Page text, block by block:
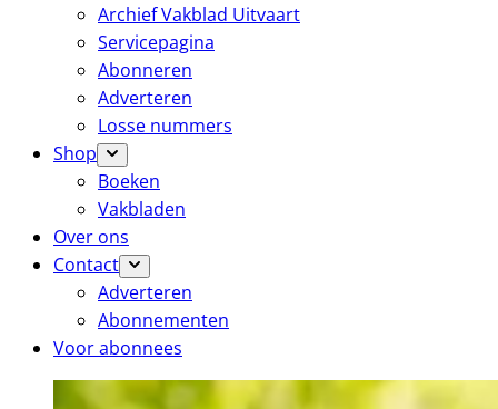
Archief Vakblad Uitvaart
Servicepagina
Abonneren
Adverteren
Losse nummers
Shop
Boeken
Vakbladen
Over ons
Contact
Adverteren
Abonnementen
Voor abonnees